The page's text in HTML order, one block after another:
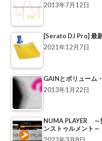
2013年7月12日
[Serato DJ Pro] 最
2021年12月7日
GAINとボリューム
2013年1月22日
NUMA PLAYER ～
ンストゥルメント～